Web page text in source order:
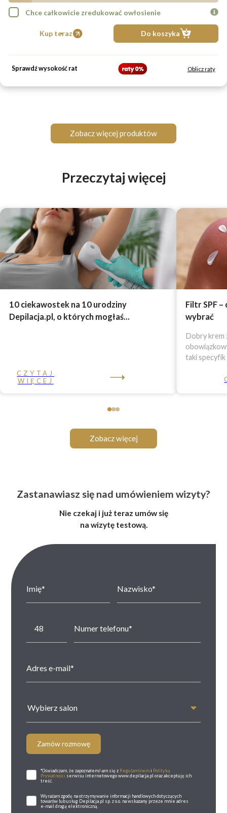
2
3
4
5
6
7
9
Chce całkowicie zredukować owłosienie
Kup teraz Do koszyka
Sprawdź wysokość rat Oblicz raty
Zobacz więcej produktów
Przeczytaj więcej
10 ciekawostek na 10 urodziny
Depilacja.pl, o których mogłaś...
CZYTAJ
WIĘCEJ
Filtr SPF
wybrać
Dobry krem
taki specyfik
Zobacz więcej
Zastanawiasz się nad umówieniem wizyty?
Nie czekaj i już teraz umów się
na wizytę testową.
Wybierz salon
Zamów rozmowę
*Oświadczam, że zapoznałem/-am się z Regulaminemi Polityką
Prywatności serwisu internetowego www.depilacja.pl oraz akceptuję ich
treść.
Wyrażam zgodę na otrzymywanie informacji handlowych dotyczących
towarów lub usług Depilacja.pl sp. z o.o. na wskazany przeze mnie adres
e-mail drogą elektroniczną.